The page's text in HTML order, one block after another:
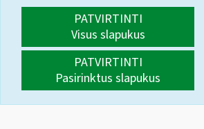
PATVIRTINTI
Visus slapukus
PATVIRTINTI
Pasirinktus slapukus